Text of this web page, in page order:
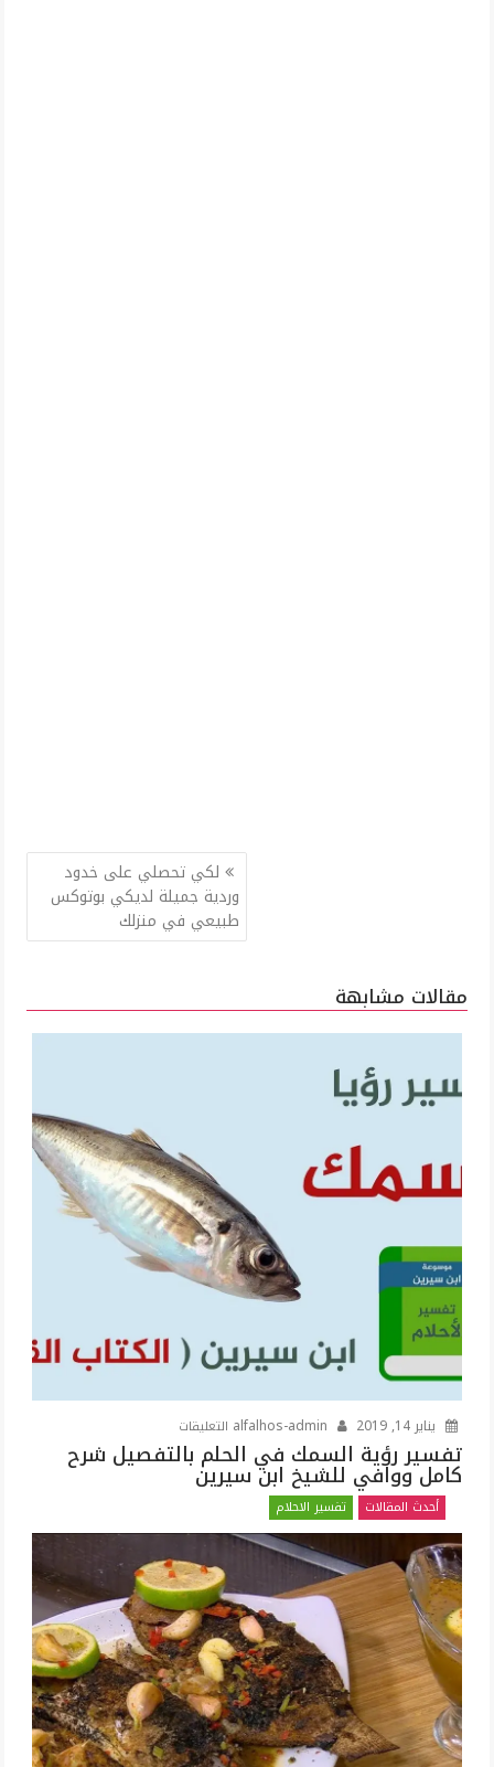
لكي تحصلي على خدود
وردية جميلة لديكي بوتوكس
طبيعي في منزلك
مقالات مشابهة
يناير 14, 2019 التعليقات
تفسير
بالتفصيل
شرح
كامل
ووافي
للشيخ
ابن
سيرين
مغلقة
تفسير رؤية السمك في الحلم بالتفصيل شرح
كامل ووافي للشيخ ابن سيرين
أحدث المقالات تفسير الاحلام